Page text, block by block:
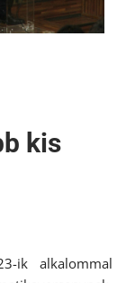
kis
ik alkalommal